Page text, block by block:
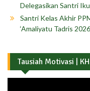
Delegasikan Santri
Santri Kelas Akhir
‘Amaliyatu Tadris 2026
Tausiah Motivasi |